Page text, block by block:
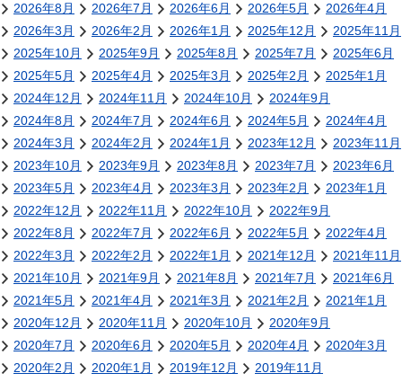
2026年8月
2026年7月 2026年6月 2026年5月
2026年4月
2026年3月
2026年2月 2026年1月 2025年12月
2025年11月
2025年10月
2025年9月 2025年8月 2025年7月
2025年6月
2025年5月
2025年4月 2025年3月 2025年2月
2025年1月
2024年12月
2024年11月 2024年10月
2024年9月
2024年8月
2024年7月 2024年6月 2024年5月
2024年4月
2024年3月
2024年2月 2024年1月 2023年12月
2023年11月
2023年10月
2023年9月 2023年8月 2023年7月
2023年6月
2023年5月
2023年4月 2023年3月 2023年2月
2023年1月
2022年12月
2022年11月 2022年10月
2022年9月
2022年8月
2022年7月 2022年6月 2022年5月
2022年4月
2022年3月
2022年2月 2022年1月 2021年12月
2021年11月
2021年10月
2021年9月 2021年8月 2021年7月
2021年6月
2021年5月
2021年4月 2021年3月 2021年2月
2021年1月
2020年12月
2020年11月 2020年10月
2020年9月
2020年7月
2020年6月 2020年5月 2020年4月
2020年3月
2020年2月
2020年1月 2019年12月
2019年11月